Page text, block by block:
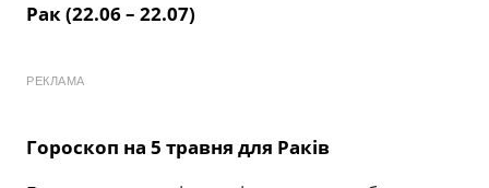
Рак (22.06 – 22.07)
РЕКЛАМА
Гороскоп на 5 травня для Раків